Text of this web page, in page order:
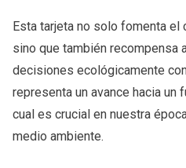
Esta tarjeta no solo fomenta
sino que también recompensa
decisiones ecológicamente
representa un avance hacia un
cual es crucial en nuestra
medio ambiente.